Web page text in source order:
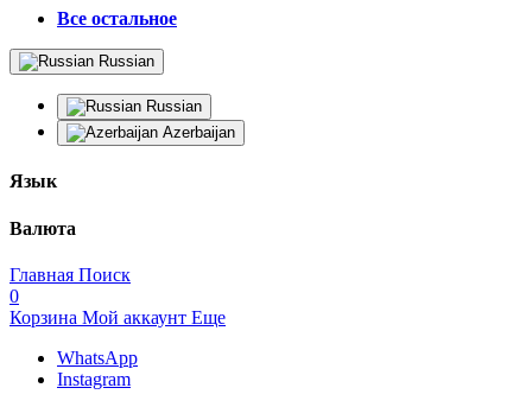
Все остальное
Russian
Russian
Azerbaijan
Язык
Валюта
Главная Поиск
0
Корзина Мой аккаунт Еще
WhatsApp
Instagram